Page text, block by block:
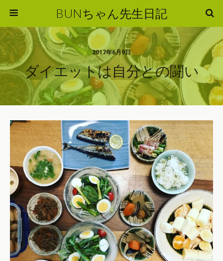
BUNちゃん先生日記
2017年6月9日
ダイエットは自分との闘い